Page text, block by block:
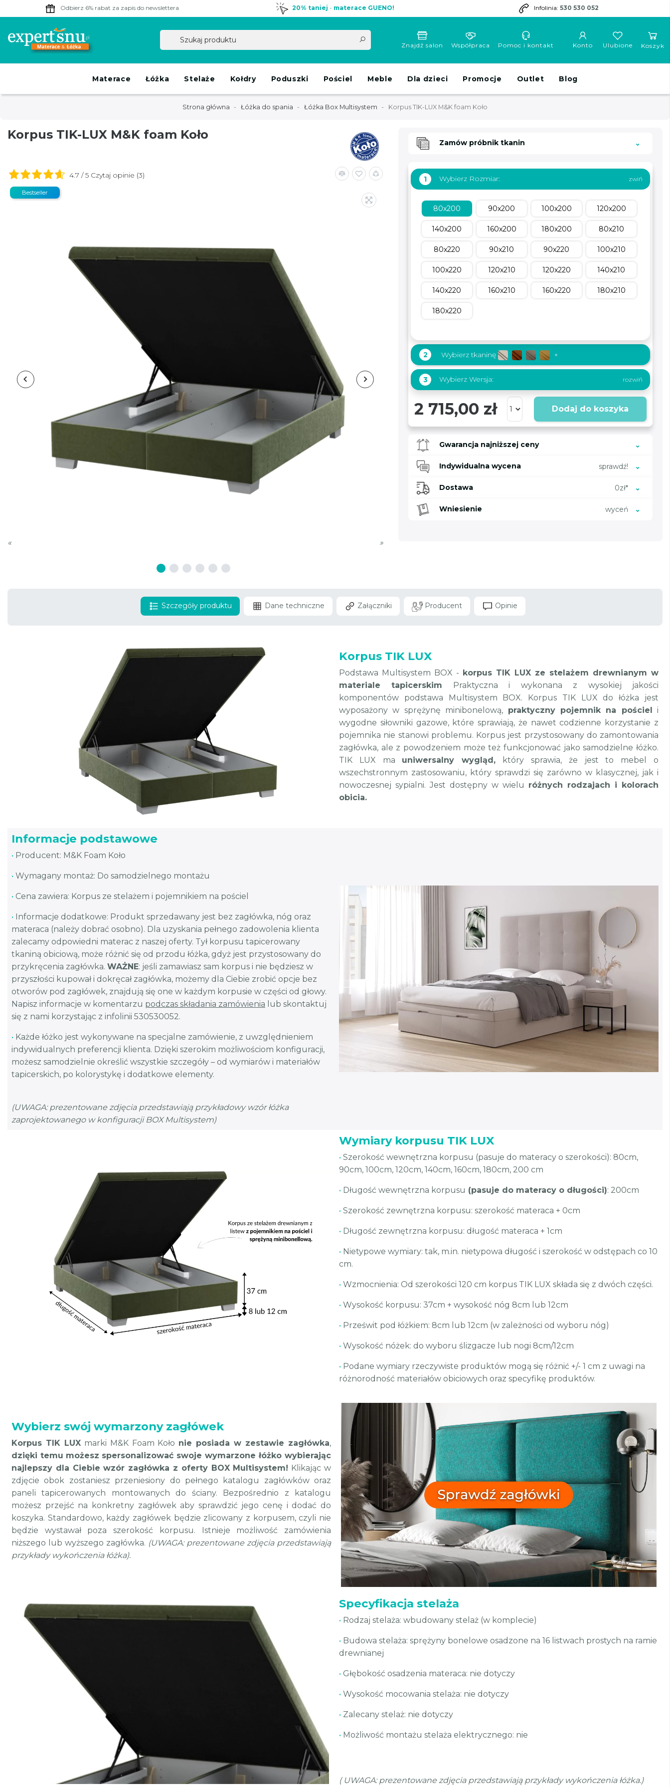
Odbierz 6% rabat za zapis do newslettera 20% taniej - materace GUENO! Infolinia: 530 530 052
Znajdź salon Współpraca Pomoc i kontakt Konto Koszyk
Ulubione
Materace Łóżka Stelaże Kołdry Poduszki Pościel Meble Dla dzieci Promocje Outlet Blog
Strona główna Łóżka do spania Łóżka Box Multisystem Korpus TIK-LUX M&K foam Koło
Korpus TIK-LUX M&K foam Koło
4.7 / 5 Czytaj opinie (3)
Bestseller
« »
Zamów próbnik tkanin
1 Wybierz Rozmiar:
80x200 90x200 100x200 120x200
140x200 160x200 180x200 80x210
80x220 90x210 90x220 100x210
100x220 120x210 120x220 140x210
140x220 160x210 160x220 180x210
180x220
2 Wybierz tkaninę +
3 Wybierz Wersja:
2 715,00 zł Dodaj do koszyka
Gwarancja najniższej ceny
Indywidualna wycena sprawdź!
Dostawa 0zł*
Wniesienie wyceń
Szczegóły produktu Dane techniczne Załączniki Producent Opinie
Korpus TIK LUX
Podstawa Multisystem BOX - korpus TIK LUX ze stelażem drewnianym w
materiale tapicerskim Praktyczna i wykonana z wysokiej jakości
komponentów podstawa Multisystem BOX. Korpus TIK LUX do łóżka jest
wyposażony w sprężynę minibonelową, praktyczny pojemnik na pościel
i
wygodne siłowniki gazowe, które sprawiają, że nawet codzienne korzystanie z
pojemnika nie stanowi problemu. Korpus jest przystosowany do zamontowania
zagłówka, ale z powodzeniem może też funkcjonować jako samodzielne łóżko.
TIK LUX ma uniwersalny wygląd, który sprawia, że jest to mebel o
wszechstronnym zastosowaniu, który sprawdzi się zarówno w klasycznej, jak i
nowoczesnej sypialni. Jest dostępny w wielu różnych rodzajach i kolorach
obicia.
Informacje podstawowe
• Producent: M&K Foam Koło
• Wymagany montaż: Do samodzielnego montażu
• Cena zawiera: Korpus ze stelażem i pojemnikiem na pościel
• Informacje dodatkowe: Produkt sprzedawany jest bez zagłówka, nóg oraz
materaca (należy dobrać osobno). Dla uzyskania pełnego zadowolenia klienta
zalecamy odpowiedni materac z naszej oferty. Tył korpusu tapicerowany
tkaniną obiciową, może różnić się od przodu łóżka, gdyż jest przystosowany do
przykręcenia zagłówka. WAŻNE: jeśli zamawiasz sam korpus i nie będziesz w
przyszłości kupował i dokręcał zagłówka, możemy dla Ciebie zrobić opcje bez
otworów pod zagłówek, znajdują się one w każdym korpusie w części od głowy.
Napisz informacje w komentarzu podczas składania zamówienia lub skontaktuj
się z nami korzystając z infolinii 530530052.
• Każde łóżko jest wykonywane na specjalne zamówienie, z uwzględnieniem
indywidualnych preferencji klienta. Dzięki szerokim możliwościom konfiguracji,
możesz samodzielnie określić wszystkie szczegóły – od wymiarów i materiałów
tapicerskich, po kolorystykę i dodatkowe elementy.
(UWAGA: prezentowane zdjęcia przedstawiają przykładowy wzór łóżka
zaprojektowanego w konfiguracji BOX Multisystem)
Wymiary korpusu TIK LUX
• Szerokość wewnętrzna korpusu (pasuje do materacy o szerokości): 80cm,
90cm, 100cm, 120cm, 140cm, 160cm, 180cm, 200 cm
• Długość wewnętrzna korpusu (pasuje do materacy o długości): 200cm
• Szerokość zewnętrzna korpusu: szerokość materaca + 0cm
• Długość zewnętrzna korpusu: długość materaca + 1cm
• Nietypowe wymiary: tak, m.in. nietypowa długość i szerokość w odstępach co 10
cm.
• Wzmocnienia: Od szerokości 120 cm korpus TIK LUX składa się z dwóch części.
• Wysokość korpusu: 37cm + wysokość nóg 8cm lub 12cm
• Prześwit pod łóżkiem: 8cm lub 12cm (w zależności od wyboru nóg)
• Wysokość nóżek: do wyboru ślizgacze lub nogi 8cm/12cm
• Podane wymiary rzeczywiste produktów mogą się różnić +/- 1 cm z uwagi na
różnorodność materiałów obiciowych oraz specyfikę produktów.
Wybierz swój wymarzony zagłówek
Korpus TIK LUXmarki M&K Foam Koło nie posiada w zestawie zagłówka,
dzięki temu możesz spersonalizować swoje wymarzone łóżko wybierając
najlepszy dla Ciebie wzór zagłówka z oferty BOX Multisystem! Klikając w
zdjęcie obok zostaniesz przeniesiony do pełnego katalogu zagłówków oraz
paneli tapicerowanych montowanych do ściany. Bezpośrednio z katalogu
możesz przejść na konkretny zagłówek aby sprawdzić jego cenę i dodać do
koszyka. Standardowo, każdy zagłówek będzie zlicowany z korpusem, czyli nie
będzie wystawał poza szerokość korpusu.
Istnieje możliwość zamówienia
niższego lub wyższego zagłówka. (UWAGA: prezentowane zdjęcia przedstawiają
przykłady wykończenia łóżka).
Specyfikacja stelaża
• Rodzaj stelaża: wbudowany stelaż (w komplecie)
• Budowa stelaża: sprężyny bonelowe osadzone na 16 listwach prostych na ramie
drewnianej
• Głębokość osadzenia materaca: nie dotyczy
• Wysokość mocowania stelaża: nie dotyczy
• Zalecany stelaż: nie dotyczy
• Możliwość montażu stelaża elektrycznego: nie
( UWAGA: prezentowane zdjęcia przedstawiają przykłady wykończenia łóżka.)